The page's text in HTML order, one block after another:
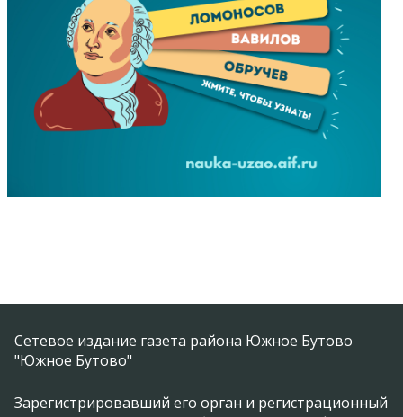
Сетевое издание газета района Южное Бутово
"Южное Бутово"
Зарегистрировавший его орган и регистрационный